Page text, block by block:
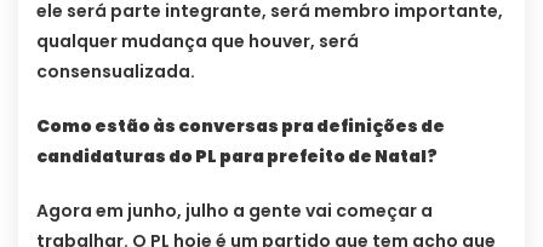
ele será parte integrante, será membro importante,
qualquer mudança que houver, será
consensualizada.
Como estão às conversas pra definições de
candidaturas do PL para prefeito de Natal?
Agora em junho, julho a gente vai começar a
trabalhar. O PL hoje é um partido que tem acho que